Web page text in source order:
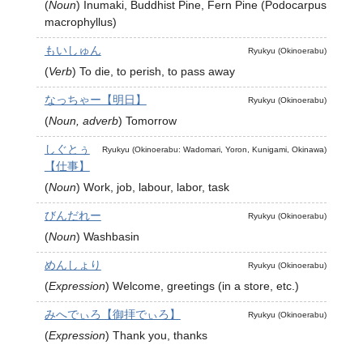
(Noun) Inumaki, Buddhist Pine, Fern Pine (Podocarpus
macrophyllus)
Ryukyu (Okinoerabu)
もいしゅん
(Verb) To die, to perish, to pass away
Ryukyu (Okinoerabu)
なっちゃー【明日】
(Noun, adverb) Tomorrow
Ryukyu (Okinoerabu: Wadomari, Yoron, Kunigami, Okinawa)
しぐとぅ
【仕事】
(Noun) Work, job, labour, labor, task
Ryukyu (Okinoerabu)
びんだれー
(Noun) Washbasin
Ryukyu (Okinoerabu)
めんしょり
(Expression) Welcome, greetings (in a store, etc.)
Ryukyu (Okinoerabu)
みへでぃろ【御拝でぃろ】
(Expression) Thank you, thanks